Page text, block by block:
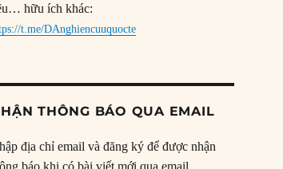
hữu ích khác:
t.me/DAnghiencuuquocte
THÔNG BÁO QUA EMAIL
địa chỉ email và đăng ký để được nhận